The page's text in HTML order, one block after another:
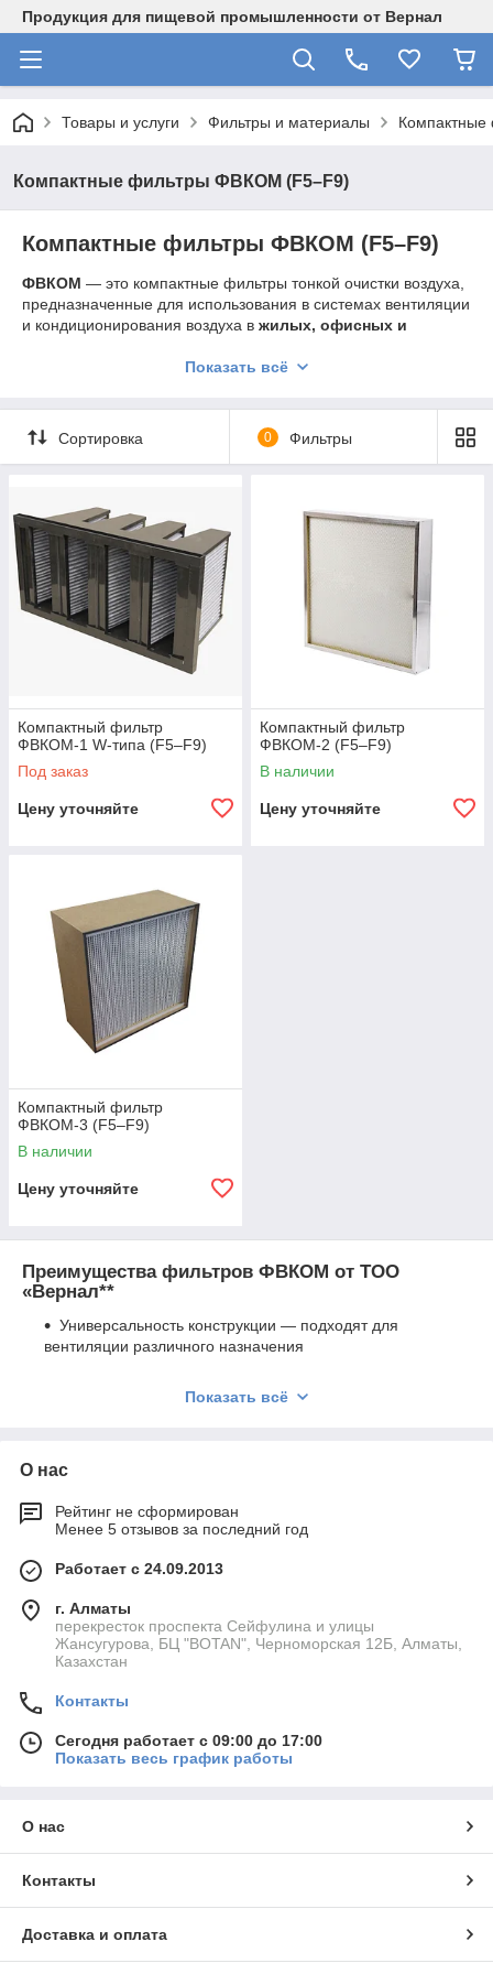
Продукция для пищевой промышленности от Вернал
Товары и услуги Фильтры и материалы
Компактные фильтры ФВКОМ (F5–F9)
Компактные фильтры ФВКОМ (F5–F9)
ФВКОМ — это компактные фильтры тонкой очистки воздуха,
предназначенные для использования в системах вентиляции
и кондиционирования воздуха в жилых, офисных и
,компрессорных станциях
фильтрацию пыли, копоти, дыма, спор грибов и запахов.
Классы фильтрации:
F5, F6, F7, F8, F9.
Фильтр представляет собой
жесткую компактную рамку
(пластиковую, металлическую или картонную), внутри
которой размещён гофрированный фильтрующий материал.
Гофра формируется на плиссировочной линии, что
значительноувеличивает площадь фильтрации
при
компактных габаритах.
Показать всё
Сортировка 0 Фильтры
Компактный фильтр
ФВКОМ-1 W-типа (F5–F9)
Под заказ
Цену уточняйте
Компактный фильтр
ФВКОМ-2 (F5–F9)
В наличии
Цену уточняйте
Компактный фильтр
ФВКОМ-3 (F5–F9)
В наличии
Цену уточняйте
Преимущества фильтров ФВКОМ от ТОО
«Вернал**
Универсальность конструкции — подходят для
вентиляции различного назначения
системах с ограниченным пространством
загрязнений
Фильтры глубиной от 120 мм
высокую производительность принизком
Повышенный срок службы за счёт оптимальной
формы и плотности материала
Снижение уровня шума за счёт герметичной
конструкции
эксплуатации
Производство под заказ
компактные фильтры ФВКОМ любых
Свяжитесь с нами для консультации, подбора и расчёта
стоимости.
Показать всё
О нас
Рейтинг не сформирован
Менее 5 отзывов за последний год
Работает с 24.09.2013
г. Алматы
перекресток проспекта Сейфулина и улицы
Жансугурова, БЦ "BOTAN", Черноморская 12Б, Алматы,
Казахстан
Контакты
Сегодня работает с 09:00 до 17:00
Показать весь график работы
О нас
Контакты
Доставка и оплата